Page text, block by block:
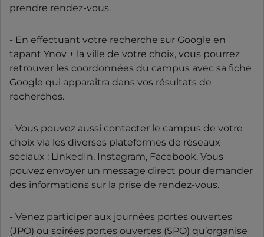
prendre rendez-vous.
- En effectuant votre recherche sur Google en
tapant Ynov + la ville de votre choix, vous pourrez
retrouver les coordonnées du campus avec sa fiche
Google qui apparaitra dans vos résultats de
recherches.
- Vous pouvez aussi contacter le campus de votre
choix via les diverses plateformes de réseaux
sociaux : LinkedIn, Instagram, Facebook. Vous
pouvez envoyer un message direct pour demander
des informations sur la prise de rendez-vous.
- Venez participer aux journées portes ouvertes
(JPO) ou soirées portes ouvertes (SPO) qu’organise